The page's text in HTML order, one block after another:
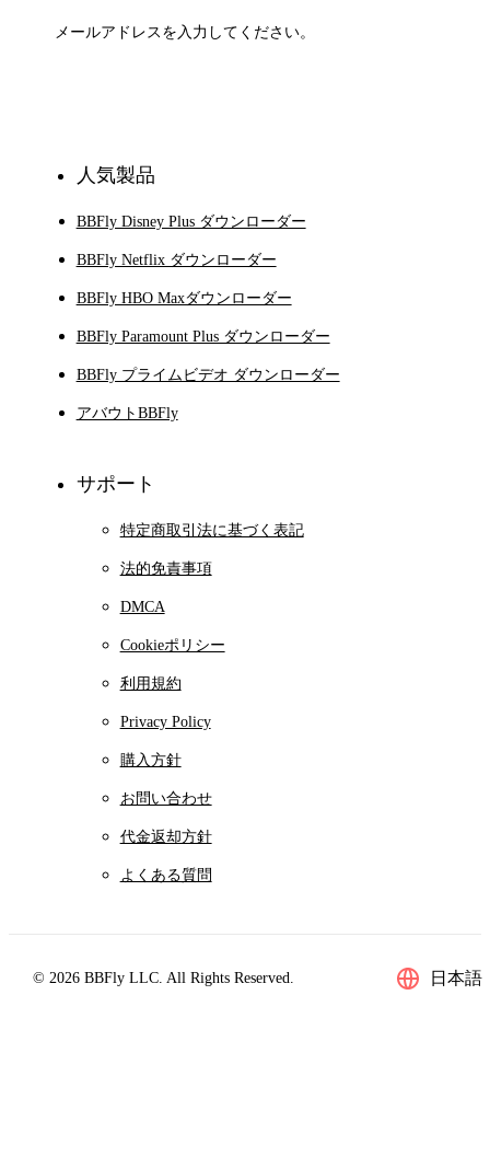
人気製品
BBFly Disney Plus ダウンローダー
BBFly Netflix ダウンローダー
BBFly HBO Maxダウンローダー
BBFly Paramount Plus ダウンローダー
BBFly プライムビデオ ダウンローダー
アバウトBBFly
サポート
特定商取引法に基づく表記
法的免責事項
DMCA
Cookieポリシー
利用規約
Privacy Policy
購入方針
お問い合わせ
代金返却方針
よくある質問
© 2026 BBFly LLC. All Rights Reserved. 日本語